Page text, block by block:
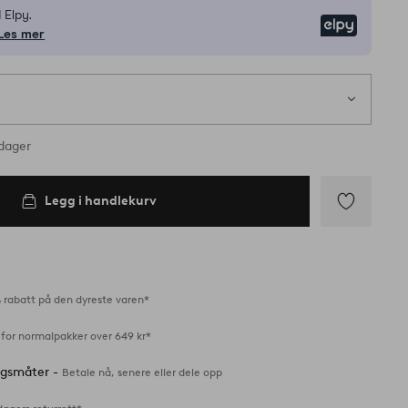
Elpy.
Les mer
lager
Legg i handlekurv
rabatt på den dyreste varen*
normalpakker over 649 kr*
- Betale nå, senere eller dele opp